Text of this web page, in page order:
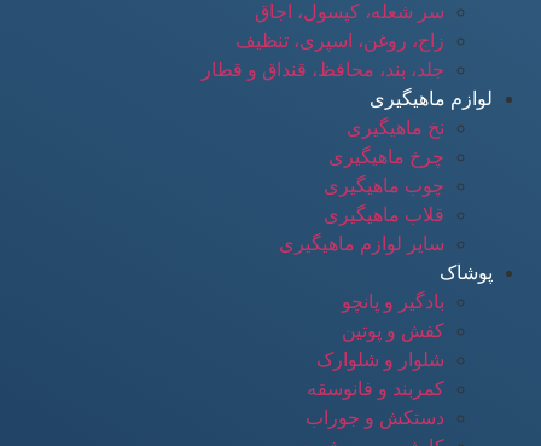
سر شعله، کپسول، اجاق
زاج، روغن، اسپری، تنظیف
جلد، بند، محافظ، قنداق و قطار
لوازم ماهیگیری
نخ ماهیگیری
چرخ ماهیگیری
چوب ماهیگیری
قلاب ماهیگیری
سایر لوازم ماهیگیری
پوشاک
بادگیر و پانچو
کفش و پوتین
شلوار و شلوارک
کمربند و فانوسقه
دستکش و جوراب